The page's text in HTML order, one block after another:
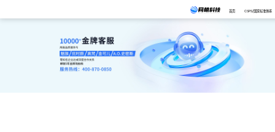
首页 CSPS/国家标准体系